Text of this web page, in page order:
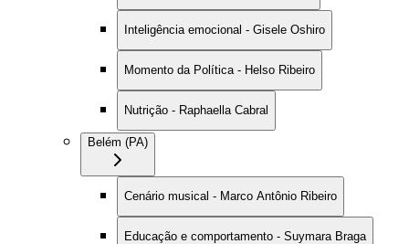
Inteligência emocional - Gisele Oshiro
Momento da Política - Helso Ribeiro
Nutrição - Raphaella Cabral
Belém (PA)
Cenário musical - Marco Antônio Ribeiro
Educação e comportamento - Suymara Braga